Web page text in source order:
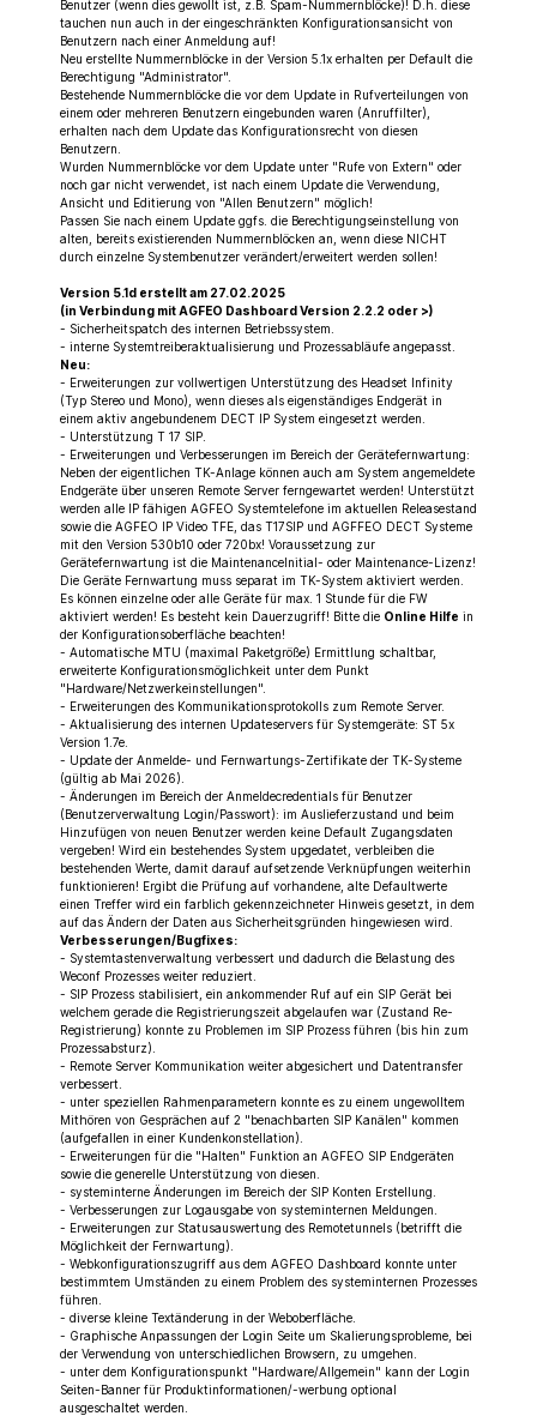
Benutzer (wenn dies gewollt ist, z.B. Spam-Nummernblöcke)! D.h. diese
tauchen nun auch in der eingeschränkten Konfigurationsansicht von
Benutzern nach einer Anmeldung auf!
Neu erstellte Nummernblöcke in der Version 5.1x erhalten per Default die
Berechtigung "Administrator".
Bestehende Nummernblöcke die vor dem Update in Rufverteilungen von
einem oder mehreren Benutzern eingebunden waren (Anruffilter),
erhalten nach dem Update das Konfigurationsrecht von diesen
Benutzern.
Wurden Nummernblöcke vor dem Update unter "Rufe von Extern" oder
noch gar nicht verwendet, ist nach einem Update die Verwendung,
Ansicht und Editierung von "Allen Benutzern" möglich!
Passen Sie nach einem Update ggfs. die Berechtigungseinstellung von
alten, bereits existierenden Nummernblöcken an, wenn diese NICHT
durch einzelne Systembenutzer verändert/erweitert werden sollen!
Version 5.1d erstellt am 27.02.2025
(in Verbindung mit AGFEO Dashboard Version 2.2.2 oder >)
- Sicherheitspatch des internen Betriebssystem.
- interne Systemtreiberaktualisierung und Prozessabläufe angepasst.
Neu:
- Erweiterungen zur vollwertigen Unterstützung des Headset Infinity
(Typ Stereo und Mono), wenn dieses als eigenständiges Endgerät in
einem aktiv angebundenem DECT IP System eingesetzt werden.
- Unterstützung T 17 SIP.
- Erweiterungen und Verbesserungen im Bereich der Gerätefernwartung:
Neben der eigentlichen TK-Anlage können auch am System angemeldete
Endgeräte über unseren Remote Server ferngewartet werden! Unterstützt
werden alle IP fähigen AGFEO Systemtelefone im aktuellen Releasestand
sowie die AGFEO IP Video TFE, das T17SIP und AGFFEO DECT Systeme
mit den Version 530b10 oder 720bx! Voraussetzung zur
Gerätefernwartung ist die MaintenanceInitial- oder Maintenance-Lizenz!
Die Geräte Fernwartung muss separat im TK-System aktiviert werden.
Es können einzelne oder alle Geräte für max. 1 Stunde für die FW
aktiviert werden! Es besteht kein Dauerzugriff! Bitte die Online Hilfe in
der Konfigurationsoberfläche beachten!
- Automatische MTU (maximal Paketgröße) Ermittlung schaltbar,
erweiterte Konfigurationsmöglichkeit unter dem Punkt
"Hardware/Netzwerkeinstellungen".
- Erweiterungen des Kommunikationsprotokolls zum Remote Server.
- Aktualisierung des internen Updateservers für Systemgeräte: ST 5x
Version 1.7e.
- Update der Anmelde- und Fernwartungs-Zertifikate der TK-Systeme
(gültig ab Mai 2026).
- Änderungen im Bereich der Anmeldecredentials für Benutzer
(Benutzerverwaltung Login/Passwort): im Auslieferzustand und beim
Hinzufügen von neuen Benutzer werden keine Default Zugangsdaten
vergeben! Wird ein bestehendes System upgedatet, verbleiben die
bestehenden Werte, damit darauf aufsetzende Verknüpfungen weiterhin
funktionieren! Ergibt die Prüfung auf vorhandene, alte Defaultwerte
einen Treffer wird ein farblich gekennzeichneter Hinweis gesetzt, in dem
auf das Ändern der Daten aus Sicherheitsgründen hingewiesen wird.
Verbesserungen/Bugfixes:
- Systemtastenverwaltung verbessert und dadurch die Belastung des
Weconf Prozesses weiter reduziert.
- SIP Prozess stabilisiert, ein ankommender Ruf auf ein SIP Gerät bei
welchem gerade die Registrierungszeit abgelaufen war (Zustand Re-
Registrierung) konnte zu Problemen im SIP Prozess führen (bis hin zum
Prozessabsturz).
- Remote Server Kommunikation weiter abgesichert und Datentransfer
verbessert.
- unter speziellen Rahmenparametern konnte es zu einem ungewolltem
Mithören von Gesprächen auf 2 "benachbarten SIP Kanälen" kommen
(aufgefallen in einer Kundenkonstellation).
- Erweiterungen für die "Halten" Funktion an AGFEO SIP Endgeräten
sowie die generelle Unterstützung von diesen.
- systeminterne Änderungen im Bereich der SIP Konten Erstellung.
- Verbesserungen zur Logausgabe von systeminternen Meldungen.
- Erweiterungen zur Statusauswertung des Remotetunnels (betrifft die
Möglichkeit der Fernwartung).
- Webkonfigurationszugriff aus dem AGFEO Dashboard konnte unter
bestimmtem Umständen zu einem Problem des systeminternen Prozesses
führen.
- diverse kleine Textänderung in der Weboberfläche.
- Graphische Anpassungen der Login Seite um Skalierungsprobleme, bei
der Verwendung von unterschiedlichen Browsern, zu umgehen.
- unter dem Konfigurationspunkt "Hardware/Allgemein" kann der Login
Seiten-Banner für Produktinformationen/-werbung optional
ausgeschaltet werden.